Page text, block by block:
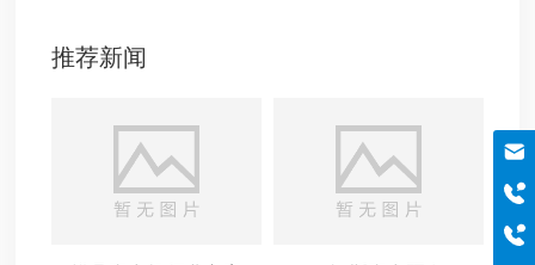
推荐新闻
邮箱
szboyo@foxmail.com
于经理
18565644125